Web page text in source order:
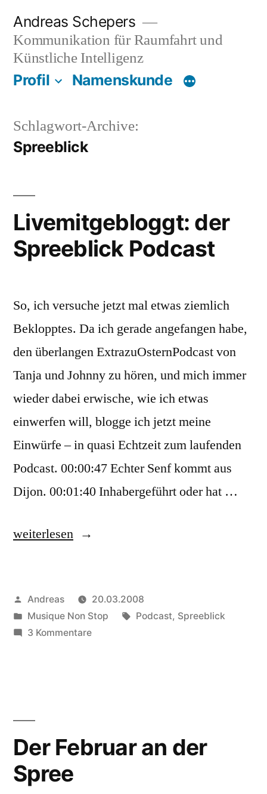
Inhalt
springen
Andreas Schepers
Kommunikation für Raumfahrt und
Künstliche Intelligenz
Profil Namenskunde
Schlagwort-Archive:
Spreeblick
Livemitgebloggt: der
Spreeblick Podcast
So, ich versuche jetzt mal etwas ziemlich
Beklopptes. Da ich gerade angefangen habe,
den überlangen ExtrazuOsternPodcast von
Tanja und Johnny zu hören, und mich immer
wieder dabei erwische, wie ich etwas
einwerfen will, blogge ich jetzt meine
Einwürfe – in quasi Echtzeit zum laufenden
Podcast. 00:00:47 Echter Senf kommt aus
Dijon. 00:01:40 Inhabergeführt oder hat …
„Livemitgebloggt:
Podcast“
weiterlesen
Veröffentlicht
von
Andreas
20.03.2008
Veröffentlicht
in
Musique Non Stop Schlagwörter:
Podcast, Spreeblick
3 Kommentarezu
Der Februar an der
Spree